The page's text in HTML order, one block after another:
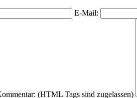
E-Mail:
(HTML Tags sind zugelassen)